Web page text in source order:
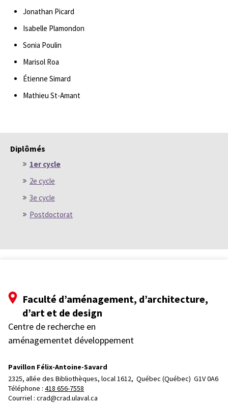
Jonathan Picard
Isabelle Plamondon
Sonia Poulin
Marisol Roa
Étienne Simard
Mathieu St-Amant
Diplômés
1er cycle
2e cycle
3e cycle
Postdoctorat
Faculté d’aménagement, d’architecture,
d’art et de design
Centre de recherche en
aménagementet développement
Pavillon Félix-Antoine-Savard
2325, allée des Bibliothèques, local 1612, Québec (Québec)  G1V 0A6
Téléphone : 418 656-7558
Courriel : crad@crad.ulaval.ca